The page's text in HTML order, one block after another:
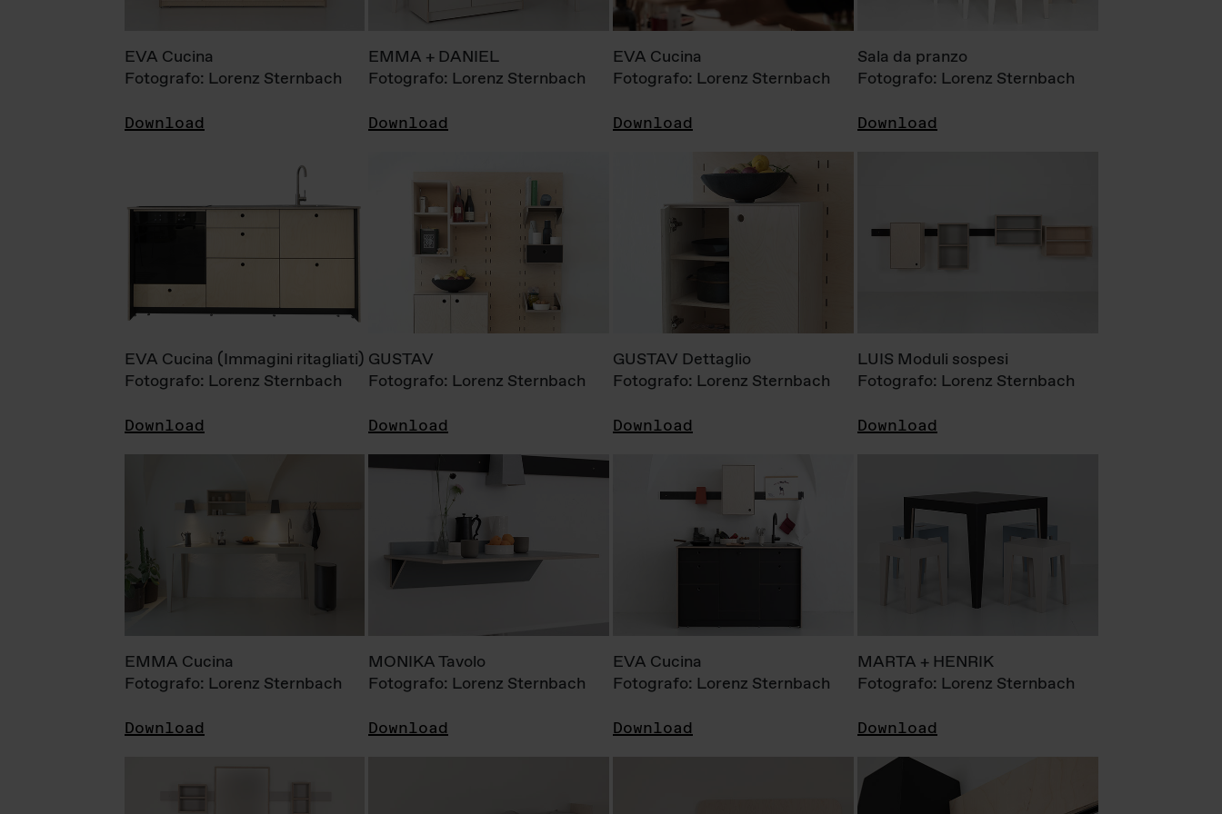
EVA Cucina
Fotografo: Lorenz Sternbach
Download
EMMA + DANIEL
Fotografo: Lorenz Sternbach
Download
EVA Cucina
Fotografo: Lorenz Sternbach
Download
Sala da pranzo
Fotografo: Lorenz Sternbach
Download
EVA Cucina (Immagini ritagliati)
Fotografo: Lorenz Sternbach
Download
GUSTAV
Fotografo: Lorenz Sternbach
Download
GUSTAV Dettaglio
Fotografo: Lorenz Sternbach
Download
LUIS Moduli sospesi
Fotografo: Lorenz Sternbach
Download
EMMA Cucina
Fotografo: Lorenz Sternbach
Download
MONIKA Tavolo
Fotografo: Lorenz Sternbach
Download
EVA Cucina
Fotografo: Lorenz Sternbach
Download
MARTA + HENRIK
Fotografo: Lorenz Sternbach
Download